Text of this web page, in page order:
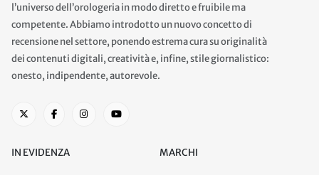
l’universo dell’orologeria in modo diretto e fruibile ma
competente. Abbiamo introdotto un nuovo concetto di
recensione nel settore, ponendo estrema cura su originalità
dei contenuti digitali, creatività e, infine, stile giornalistico:
onesto, indipendente, autorevole.
IN EVIDENZA MARCHI